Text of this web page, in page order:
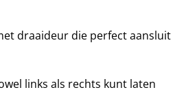
draaideur die perfect aansluit
links als rechts kunt laten